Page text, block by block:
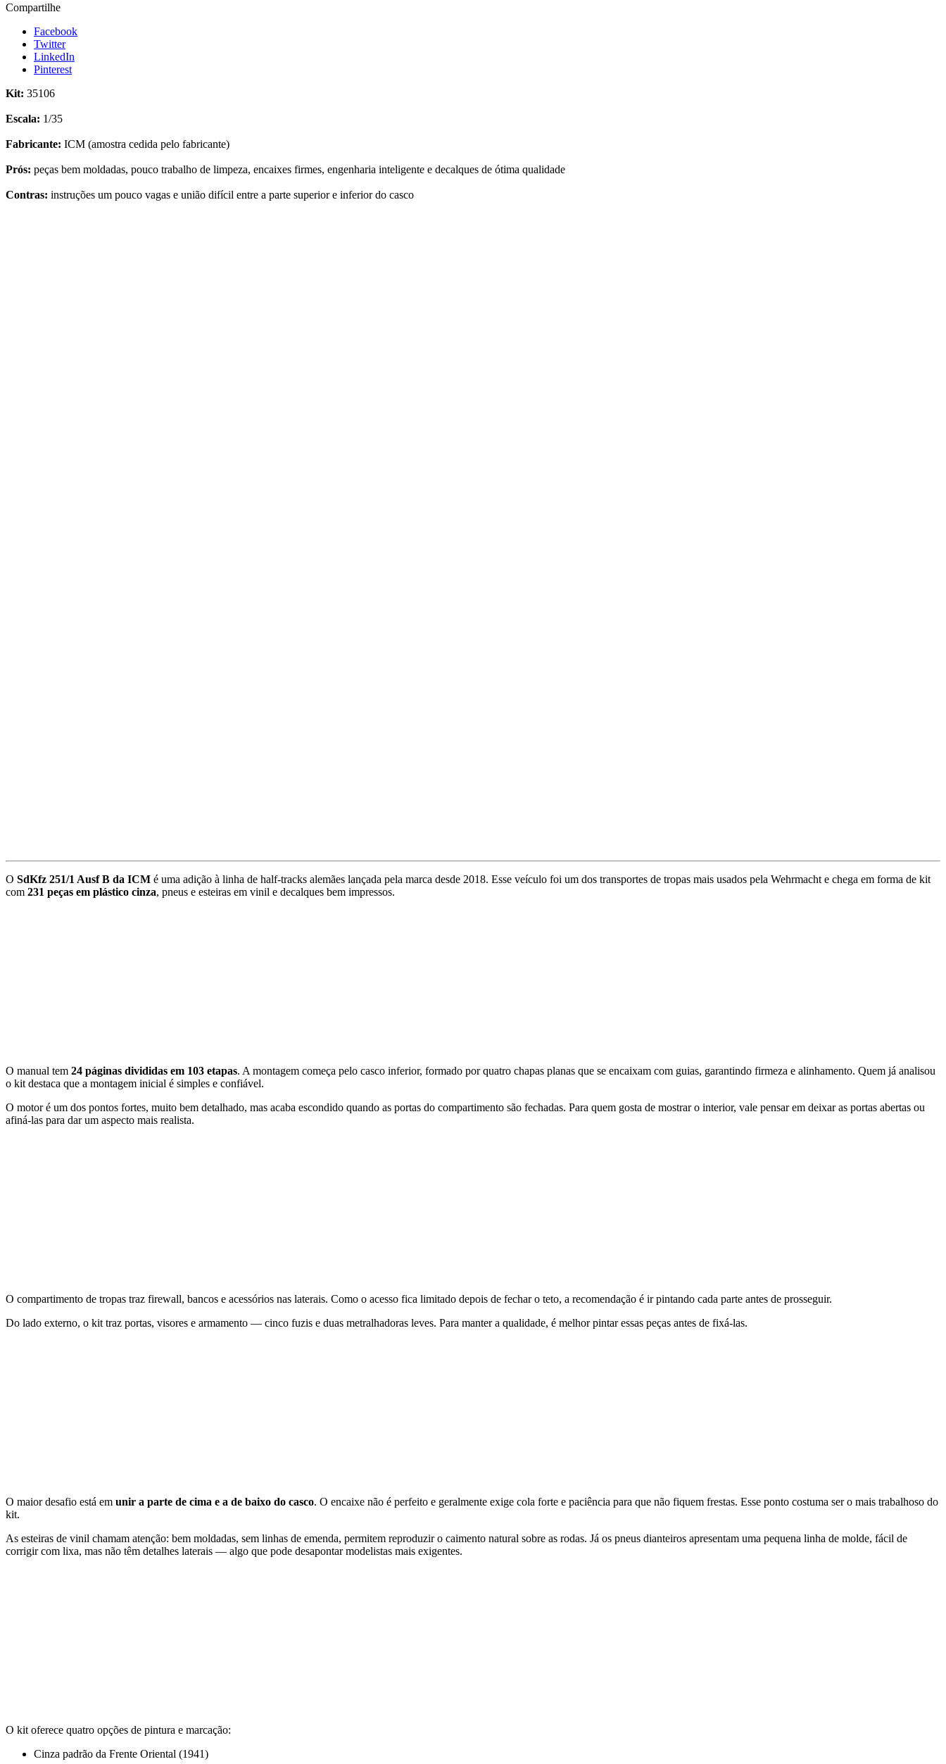
Compartilhe
Facebook
Twitter
LinkedIn
Pinterest
Kit: 35106
Escala: 1/35
Fabricante: ICM (amostra cedida pelo fabricante)
Prós: peças bem moldadas, pouco trabalho de limpeza, encaixes firmes, engenharia inteligente e decalques de ótima qualidade
Contras: instruções um pouco vagas e união difícil entre a parte superior e inferior do casco
O SdKfz 251/1 Ausf B da ICM é uma adição à linha de half-tracks alemães lançada pela marca desde 2018. Esse veículo foi um dos transportes de tropas mais usados pela Wehrmacht e chega em forma de kit
com 231 peças em plástico cinza, pneus e esteiras em vinil e decalques bem impressos.
O manual tem 24 páginas divididas em 103 etapas. A montagem começa pelo casco inferior, formado por quatro chapas planas que se encaixam com guias, garantindo firmeza e alinhamento. Quem já analisou
o kit destaca que a montagem inicial é simples e confiável.
O motor é um dos pontos fortes, muito bem detalhado, mas acaba escondido quando as portas do compartimento são fechadas. Para quem gosta de mostrar o interior, vale pensar em deixar as portas abertas ou
afiná-las para dar um aspecto mais realista.
O compartimento de tropas traz firewall, bancos e acessórios nas laterais. Como o acesso fica limitado depois de fechar o teto, a recomendação é ir pintando cada parte antes de prosseguir.
Do lado externo, o kit traz portas, visores e armamento — cinco fuzis e duas metralhadoras leves. Para manter a qualidade, é melhor pintar essas peças antes de fixá-las.
O maior desafio está em unir a parte de cima e a de baixo do casco. O encaixe não é perfeito e geralmente exige cola forte e paciência para que não fiquem frestas. Esse ponto costuma ser o mais trabalhoso do
kit.
As esteiras de vinil chamam atenção: bem moldadas, sem linhas de emenda, permitem reproduzir o caimento natural sobre as rodas. Já os pneus dianteiros apresentam uma pequena linha de molde, fácil de
corrigir com lixa, mas não têm detalhes laterais — algo que pode desapontar modelistas mais exigentes.
O kit oferece quatro opções de pintura e marcação:
Cinza padrão da Frente Oriental (1941)